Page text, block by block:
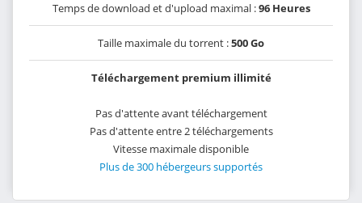
Temps de download et d'upload maximal :96 Heures
Taille maximale du torrent :500 Go
Téléchargement premium illimité
Pas d'attente avant téléchargement
Pas d'attente entre 2 téléchargements
Vitesse maximale disponible
Plus de 300 hébergeurs supportés